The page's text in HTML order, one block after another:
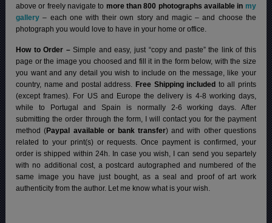
above or freely navigate to more than 800 photographs available in my
gallery – each one with their own story and magic – and choose the
photograph you would love to have in your home or office.
How to Order –Simple and easy, just “copy and paste” the link of this
page or the image you choosed and fill it in the form below, with the size
you want and any detail you wish to include on the message, like your
country, name and postal address. Free Shipping included to all prints
(except frames). For US and Europe the delivery is 4-8 working days,
while to Portugal and Spain is normally 2-6 working days. After
submitting the order through the form, I will contact you for the payment
method (Paypal available or bank transfer) and with other questions
related to your print(s) or requests. Once payment is confirmed, your
order is shipped within 24h. In case you wish, I can send you separtely
with no additional cost, a postcard autographed and numbered of the
same image you have just bought, as a seal and proof of art work
authenticity from the author. Let me know what is your wish.